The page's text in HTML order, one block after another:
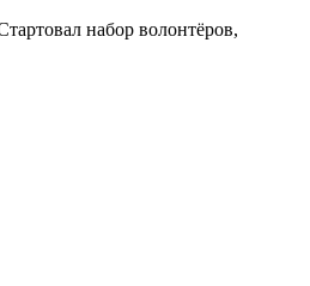
набор волонтёров,